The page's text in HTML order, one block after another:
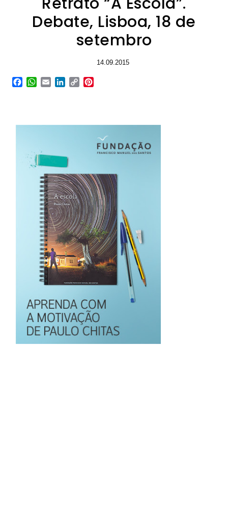
Debate, Lisboa, 18 de
setembro
14.09.2015
Facebook
WhatsApp
EmailLinkedIn
Copy